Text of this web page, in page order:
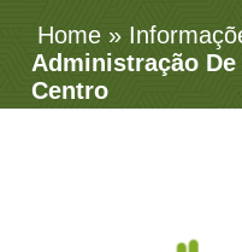
Home »
Administração
Centro